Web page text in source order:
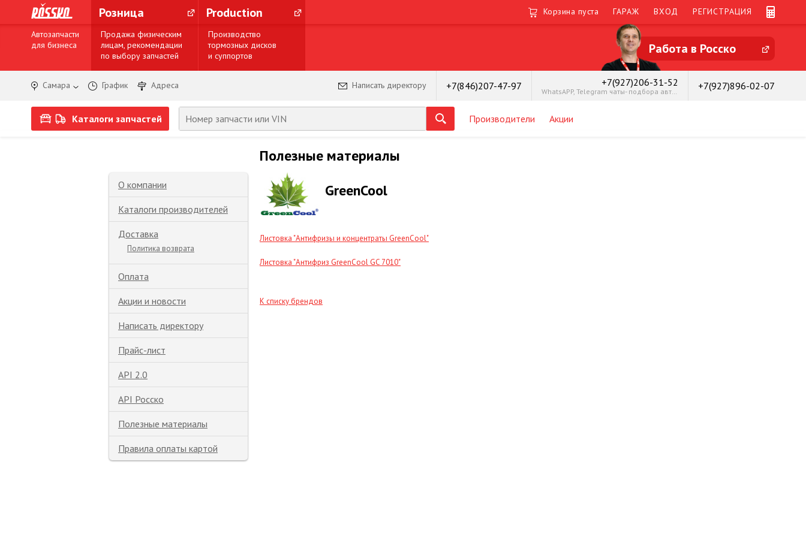
Розница Production Корзина пуста ГАРАЖ ВХОД РЕГИСТРАЦИЯ
Автозапчасти
для бизнеса
Продажа физическим
лицам, рекомендации
по выбору запчастей
Производство
тормозных дисков
и суппортов
Работа в Росско
Самара График Адреса Написать директору +7(846)207-47-97 +7(927)206-31-52 +7(927)896-02-07
Каталоги запчастей Производители Акции
О компании
Каталоги производителей
Доставка
Политика возврата
Оплата
Акции и новости
Написать директору
Прайс-лист
API 2.0
API Росско
Полезные материалы
Правила оплаты картой
Полезные материалы
GreenCool
Листовка "Антифризы и концентраты GreenCool"
Листовка "Антифриз GreenCool GC 7010"
К списку брендов